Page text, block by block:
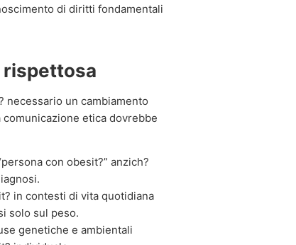
di diritti fondamentali
rispettosa
necessario un cambiamento
etica dovrebbe
con obesit?” anzich?
in contesti di vita quotidiana
solo sul peso.
genetiche e ambientali